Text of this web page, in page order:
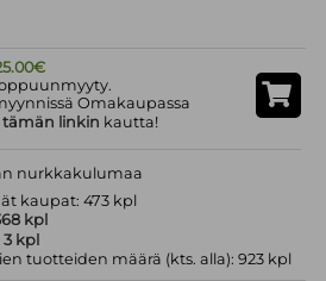
Omakaupassa
tämän linkin kautta!
nurkkakulumaa
kaupat: 473 kpl
kpl
3 kpl
tuotteiden määrä (kts. alla): 923 kpl